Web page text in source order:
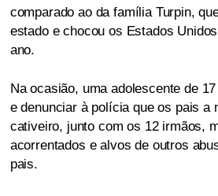
comparado ao da família Turpin,
estado e chocou os Estados
ano.
Na ocasião, uma adolescente de
e denunciar à polícia que os pais a
cativeiro, junto com os 12 irmãos,
acorrentados e alvos de outros
pais.